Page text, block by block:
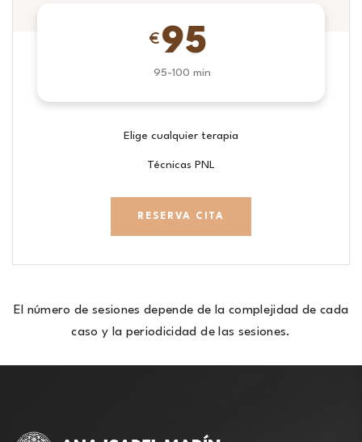
€ 95
95-100 min
Elige cualquier terapia
Técnicas PNL
RESERVA CITA
El número de sesiones depende de la complejidad de cada
caso y la periodicidad de las sesiones.